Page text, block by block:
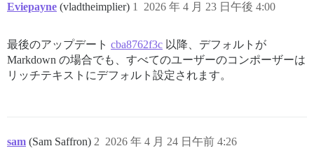
Eviepayne (vladtheimplier) 2026 年 4 月 23 日午後 4:00
1
最後のアップデート cba8762f3c 以降、デフォルトが
Markdown の場合でも、すべてのユーザーのコンポーザーは
リッチテキストにデフォルト設定されます。
sam (Sam Saffron) 2026 年 4 月 24 日午前 4:26
2